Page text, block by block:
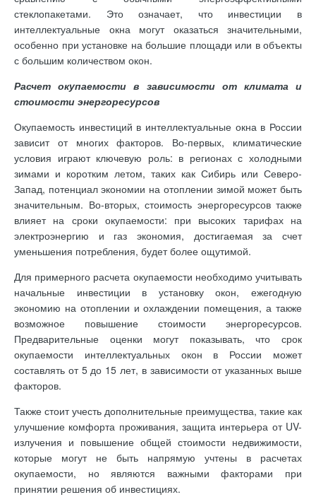
стеклопакетами. Это означает, что инвестиции в
интеллектуальные окна могут оказаться значительными,
особенно при установке на большие площади или в объекты
с большим количеством окон.
Расчет окупаемости в зависимости от климата и
стоимости энергоресурсов
Окупаемость инвестиций в интеллектуальные окна в России
зависит от многих факторов. Во-первых, климатические
условия играют ключевую роль: в регионах с холодными
зимами и коротким летом, таких как Сибирь или Северо-
Запад, потенциал экономии на отоплении зимой может быть
значительным. Во-вторых, стоимость энергоресурсов также
влияет на сроки окупаемости: при высоких тарифах на
электроэнергию и газ экономия, достигаемая за счет
уменьшения потребления, будет более ощутимой.
Для примерного расчета окупаемости необходимо учитывать
начальные инвестиции в установку окон, ежегодную
экономию на отоплении и охлаждении помещения, а также
возможное повышение стоимости энергоресурсов.
Предварительные оценки могут показывать, что срок
окупаемости интеллектуальных окон в России может
составлять от 5 до 15 лет, в зависимости от указанных выше
факторов.
Также стоит учесть дополнительные преимущества, такие как
улучшение комфорта проживания, защита интерьера от UV-
излучения и повышение общей стоимости недвижимости,
которые могут не быть напрямую учтены в расчетах
окупаемости, но являются важными факторами при
принятии решения об инвестициях.